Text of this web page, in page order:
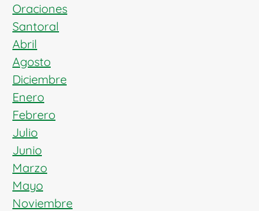
Oraciones
Santoral
Abril
Agosto
Diciembre
Enero
Febrero
Julio
Junio
Marzo
Mayo
Noviembre